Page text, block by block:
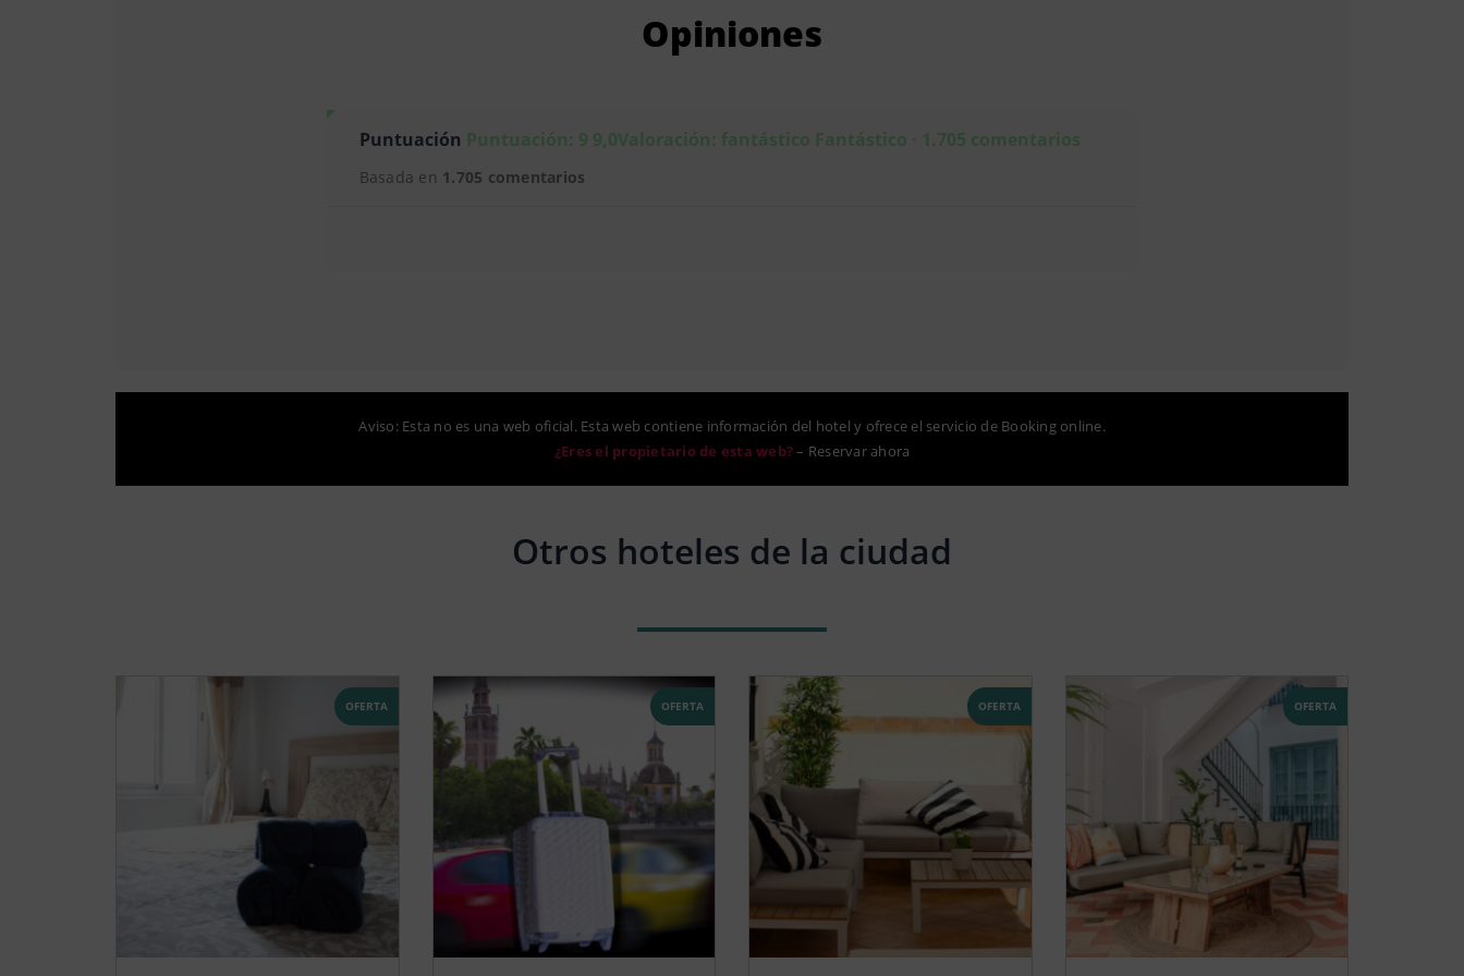
Opiniones
Puntuación Puntuación: 9 9,0Valoración: fantástico Fantástico · 1.705 comentarios
Basada en 1.705 comentarios
Aviso: Esta no es una web oficial. Esta web contiene información del hotel y ofrece el servicio de Booking online.
¿Eres el propietario de esta web?– Reservar ahora
Otros hoteles de la ciudad
OFERTA OFERTA OFERTA OFERTA